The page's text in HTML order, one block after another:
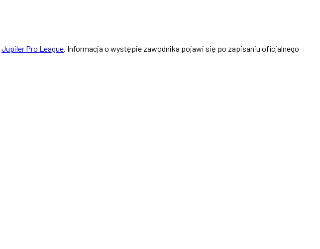
Jupiler Pro League. Informacja o występie zawodnika pojawi się po zapisaniu oficjalnego